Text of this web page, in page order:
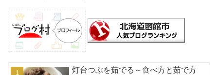
灯台つぶを茹でる～食べ方と茹で方